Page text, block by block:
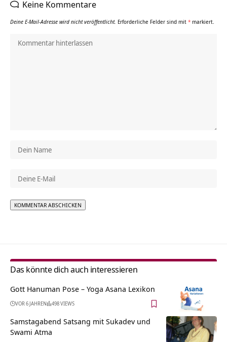
Keine Kommentare
Deine E-Mail-Adresse wird nicht veröffentlicht. Erforderliche Felder sind mit * markiert.
Das könnte dich auch interessieren
Gott Hanuman Pose – Yoga Asana Lexikon
VOR 6 JAHREN 498 VIEWS
Samstagabend Satsang mit Sukadev und
Swami Atma